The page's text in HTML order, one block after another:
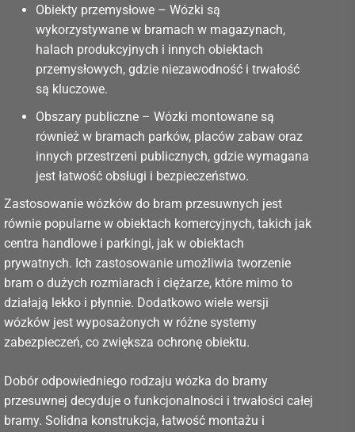
Obiekty przemysłowe – Wózki są
wykorzystywane w bramach w magazynach,
halach produkcyjnych i innych obiektach
przemysłowych, gdzie niezawodność i trwałość
są kluczowe.
Obszary publiczne – Wózki montowane są
również w bramach parków, placów zabaw oraz
innych przestrzeni publicznych, gdzie wymagana
jest łatwość obsługi i bezpieczeństwo.
Zastosowanie wózków do bram przesuwnych jest
równie popularne w obiektach komercyjnych, takich jak
centra handlowe i parkingi, jak w obiektach
prywatnych. Ich zastosowanie umożliwia tworzenie
bram o dużych rozmiarach i ciężarze, które mimo to
działają lekko i płynnie. Dodatkowo wiele wersji
wózków jest wyposażonych w różne systemy
zabezpieczeń, co zwiększa ochronę obiektu.
Dobór odpowiedniego rodzaju wózka do bramy
przesuwnej decyduje o funkcjonalności i trwałości całej
bramy. Solidna konstrukcja, łatwość montażu i